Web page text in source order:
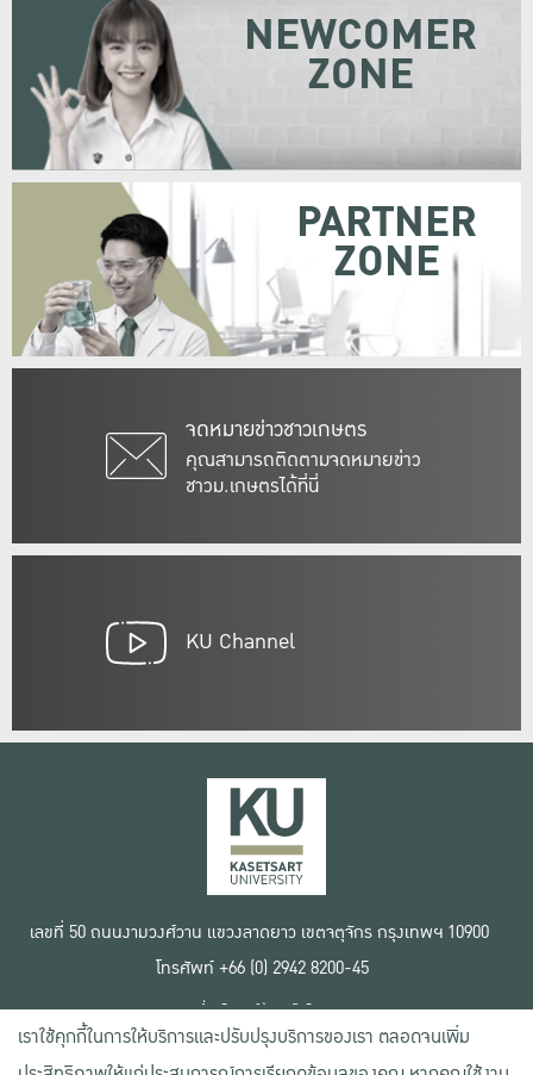
จดหมายข่าวชาวเกษตร
คุณสามารถติดตามจดหมายข่าว
ชาวม.เกษตรได้ที่นี่
NEWCOMER
ZONE
PARTNER
ZONE
KU Channel
เลขที่ 50 ถนนงามวงศ์วาน แขวงลาดยาว เขตจตุจักร กรุงเทพฯ 10900
โทรศัพท์ +66 (0) 2942 8200-45
เงื่อนไขการใช้งานเว็บไซต์
ข้อตกลงด้านสิทธิ์ใช้งาน
นโยบายความเป็นส่วนตัว
เราใช้คุกกี้ในการให้บริการและปรับปรุงบริการของเรา ตลอดจนเพิ่ม